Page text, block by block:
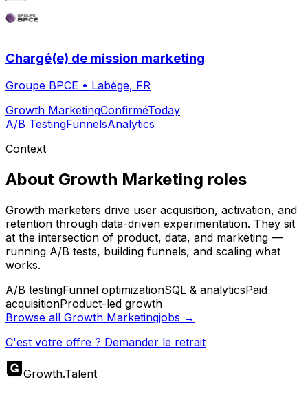
Chargé(e) de mission marketing
Groupe BPCE • Labège, FR
Growth MarketingConfirméToday
A/B TestingFunnelsAnalytics
Context
About Growth Marketing roles
Growth marketers drive user acquisition, activation, and
retention through data-driven experimentation. They sit
at the intersection of product, data, and marketing —
running A/B tests, building funnels, and scaling what
works.
A/B testingFunnel optimizationSQL & analyticsPaid
acquisitionProduct-led growth
Browse all Growth Marketingjobs →
C'est votre offre ? Demander le retrait
Growth.Talent